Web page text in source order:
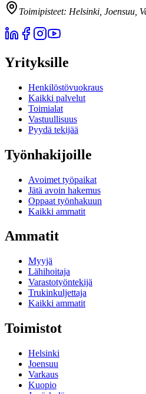
Toimipisteet: Helsinki, Joensuu,
Yrityksille
Henkilöstövuokraus
Kaikki palvelut
Toimialat
Vastuullisuus
Pyydä tekijää
Työnhakijoille
Avoimet työpaikat
Jätä avoin hakemus
Oppaat työnhakuun
Kaikki ammatit
Ammatit
Myyjä
Lähihoitaja
Varastotyöntekijä
Trukinkuljettaja
Kaikki ammatit
Toimistot
Helsinki
Joensuu
Varkaus
Kuopio